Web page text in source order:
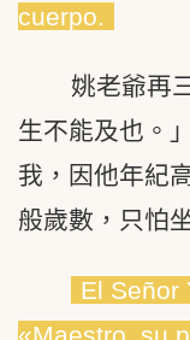
cuerpo.
姚老爺再
生不能及也。
我，因他年紀
般歲數，只怕
El Señor
«Maestro, su